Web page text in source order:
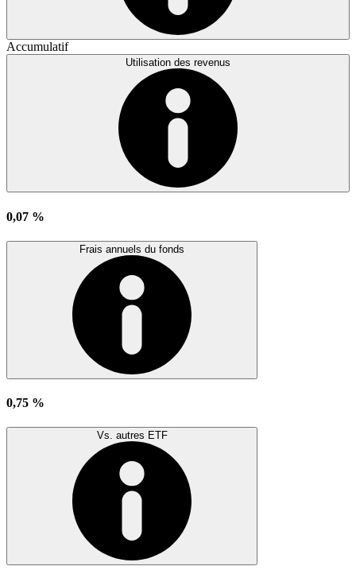
Accumulatif
Utilisation des revenus
0,07 %
Frais annuels du fonds
0,75 %
Vs. autres ETF